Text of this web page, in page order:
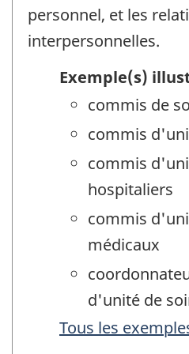
personnel, et les
interpersonnelles.
Exemple(s)
commis de
commis
commis
hospitaliers
commis
médicaux
d'unité de
Tous les